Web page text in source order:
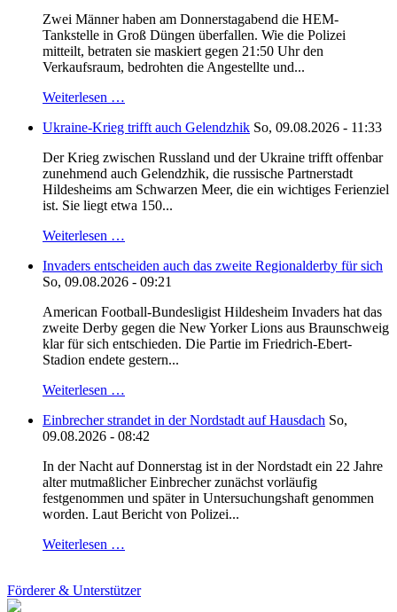
Zwei Männer haben am Donnerstagabend die HEM-
Tankstelle in Groß Düngen überfallen. Wie die Polizei
mitteilt, betraten sie maskiert gegen 21:50 Uhr den
Verkaufsraum, bedrohten die Angestellte und...
Weiterlesen …
Ukraine-Krieg trifft auch Gelendzhik So, 09.08.2026 - 11:33
Der Krieg zwischen Russland und der Ukraine trifft offenbar
zunehmend auch Gelendzhik, die russische Partnerstadt
Hildesheims am Schwarzen Meer, die ein wichtiges Ferienziel
ist. Sie liegt etwa 150...
Weiterlesen …
Invaders entscheiden auch das zweite Regionalderby für sich
So, 09.08.2026 - 09:21
American Football-Bundesligist Hildesheim Invaders hat das
zweite Derby gegen die New Yorker Lions aus Braunschweig
klar für sich entschieden. Die Partie im Friedrich-Ebert-
Stadion endete gestern...
Weiterlesen …
Einbrecher strandet in der Nordstadt auf Hausdach So,
09.08.2026 - 08:42
In der Nacht auf Donnerstag ist in der Nordstadt ein 22 Jahre
alter mutmaßlicher Einbrecher zunächst vorläufig
festgenommen und später in Untersuchungshaft genommen
worden. Laut Bericht von Polizei...
Weiterlesen …
Förderer & Unterstützer